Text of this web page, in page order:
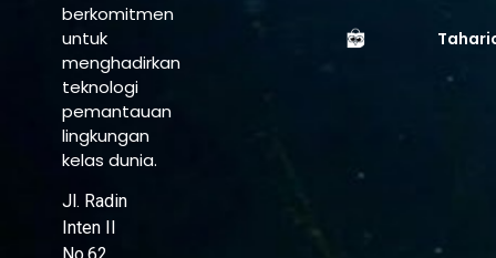
berkomitmen
untuk
menghadirkan
teknologi
pemantauan
lingkungan
kelas dunia.
Jl. Radin
Inten II